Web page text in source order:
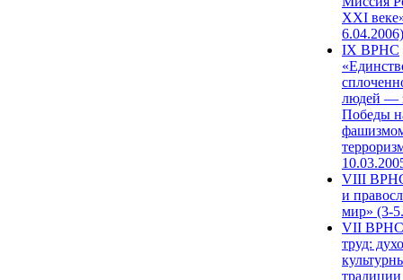
XXI
6.04.2006)
IX ВРНС
людей —
Победы
VIII
и
мир» (3-
VII ВРНС
труд: